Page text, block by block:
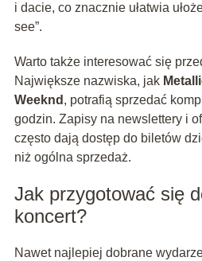
i dacie, co znacznie ułatwia
see”.
Warto także interesować się
Największe nazwiska, jak
Weeknd , potrafią sprzedać
godzin. Zapisy na newslettery i
często dają dostęp do biletów
niż ogólna sprzedaż.
Jak przygotować się
koncert?
Nawet najlepiej dobrane